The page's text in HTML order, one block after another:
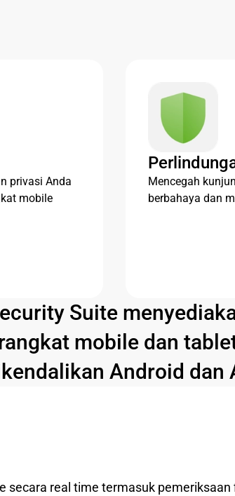
privasi Anda
mobile
Mencegah
berbahaya dan
Suite
mobile dan
Android dan
secara real time termasuk